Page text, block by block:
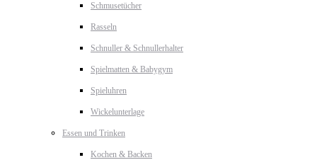
Schmusetücher
Rasseln
Schnuller & Schnullerhalter
Spielmatten & Babygym
Spieluhren
Wickelunterlage
Essen und Trinken
Kochen & Backen